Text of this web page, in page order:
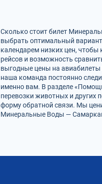
Сколько стоит билет
выбрать оптимальный
календарем низких цен,
рейсов и возможность
выгодные цены на
наша команда постоянно
именно вам. В разделе
перевозки животных и других
форму обратной связи. Мы
Минеральные Воды —